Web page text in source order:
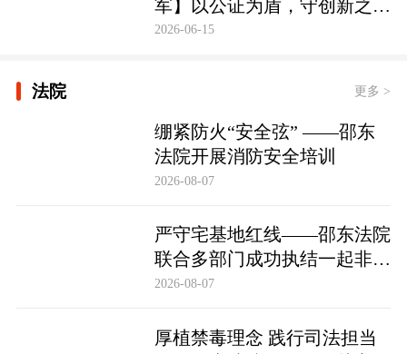
军】以公证为盾，守创新之魂
湖南青年公证人为知识产权保
2026-06-15
法院 更多 >
绷紧防火“安全弦” ——邵东
法院开展消防安全培训
2026-08-07
严守宅基地红线——邵东法院
联合多部门成功执结一起非法
占用宅基地行政处罚案
2026-08-07
厚植禁毒理念 践行司法担当